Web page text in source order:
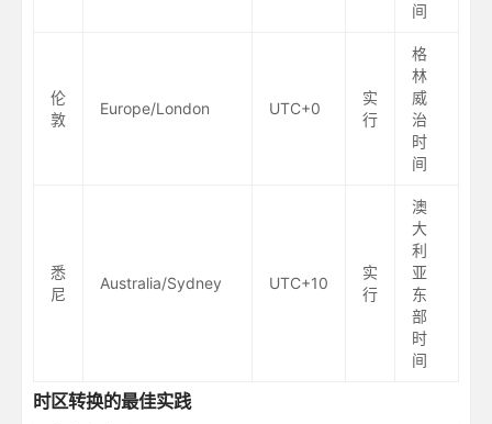
间
伦
敦
Europe/London UTC+0
实
行
格
林
威
治
时
间
悉
尼
Australia/Sydney UTC+10
实
行
澳
大
利
亚
东
部
时
间
时区转换的最佳实践